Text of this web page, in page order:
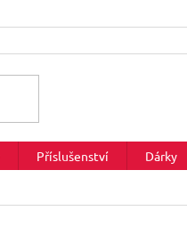
Příslušenství Dárky